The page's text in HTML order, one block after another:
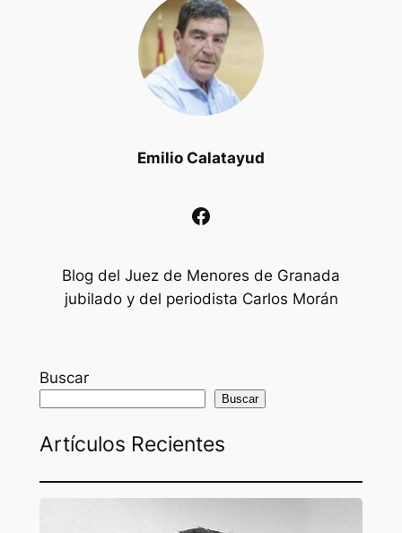
Emilio Calatayud
Facebook
Blog del Juez de Menores de Granada
jubilado y del periodista Carlos Morán
Buscar
Buscar
Artículos Recientes